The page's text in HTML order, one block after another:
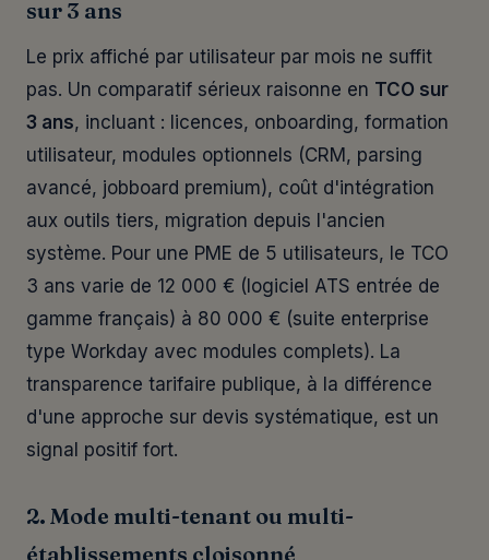
sur 3 ans
Le prix affiché par utilisateur par mois ne suffit
pas. Un comparatif sérieux raisonne en TCO sur
3 ans, incluant : licences, onboarding, formation
utilisateur, modules optionnels (CRM, parsing
avancé, jobboard premium), coût d'intégration
aux outils tiers, migration depuis l'ancien
système. Pour une PME de 5 utilisateurs, le TCO
3 ans varie de 12 000 € (logiciel ATS entrée de
gamme français) à 80 000 € (suite enterprise
type Workday avec modules complets). La
transparence tarifaire publique, à la différence
d'une approche sur devis systématique, est un
signal positif fort.
2. Mode multi-tenant ou multi-
établissements cloisonné